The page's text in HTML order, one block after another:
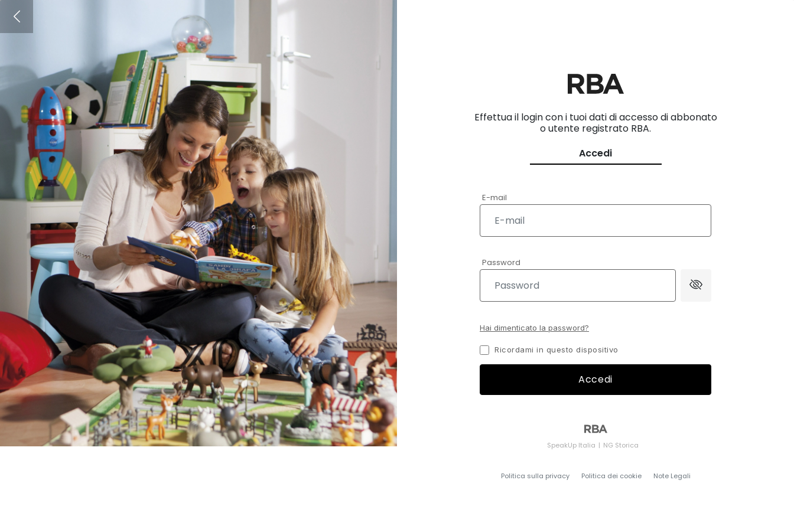
Effettua il login con i tuoi dati di accesso di abbonato
o utente registrato RBA.
Accedi
E-mail
Password
Hai dimenticato la password?
Ricordami in questo dispositivo
Accedi
SpeakUp Italia NG Storica
Politica sulla privacy Politica dei cookie Note Legali